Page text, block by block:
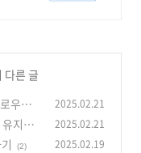
다른 글
우에
2025.02.21
지하
2025.02.21
(2) 2025.02.19